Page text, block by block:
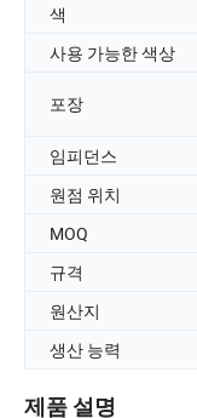
색
사용 가능한 색상
포장
임피던스
원점 위치
MOQ
규격
원산지
생산 능력
제품 설명